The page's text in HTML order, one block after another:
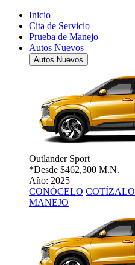
Inicio
Cita de Servicio
Prueba de Manejo
Autos Nuevos
Autos Nuevos
Outlander Sport
*Desde $462,300 M.N.
Año: 2025
CONÓCELO COTÍZALO
MANEJO